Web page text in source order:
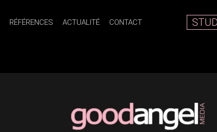
RÉFÉRENCES ACTUALITÉ CONTACT